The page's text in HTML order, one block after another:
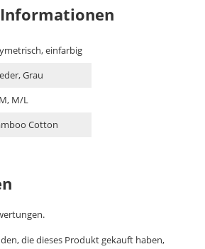
einfarbig
Grau
M/L
Cotton
die dieses Produkt gekauft haben,